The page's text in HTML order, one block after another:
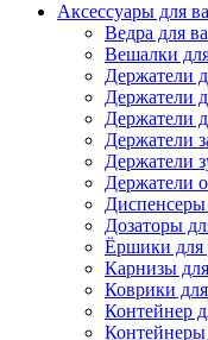
Аксессуары для
Ведра для
Вешалки
Держатели
Держатели
Держатели
Держатели
Держатели
Держатели
Дозаторы
Ёршики для
Карнизы
Коврики
Контейнер
Контейнеры